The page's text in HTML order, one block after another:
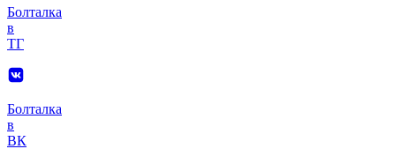
Болталка
в
ТГ
Болталка
в
ВК